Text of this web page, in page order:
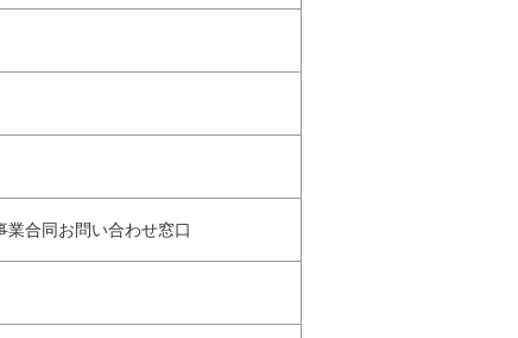
合同お問い合わせ窓口